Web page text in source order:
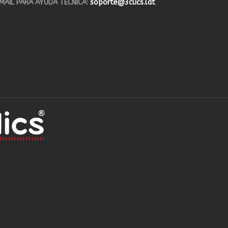
PARA AYUDA TÉCNICA: soporte@3clics.lat